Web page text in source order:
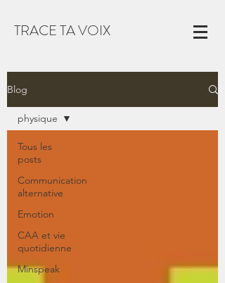
TRACE TA VOIX
Blog
Tous les
posts
Communication
alternative
Emotion
CAA et vie
quotidienne
Minspeak
physique